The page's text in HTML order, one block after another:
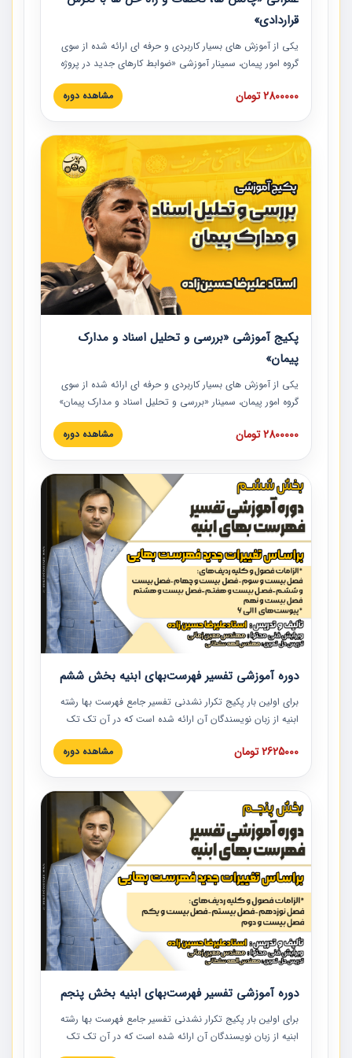
قراردادی»
یکی از آموزش‏‏‏‏‏‏ های بسیار کاربردی و حرفه‏ ای ارائه شده از سوی
گروه امور پیمان، سمینار آموزشی «ضوابط کارهای جدید در پروژه
های عمرانی» چالش ها، تخلفات و راه حل ها با نگرش قراردادی
است که در محل سندیکای شرکت های ساختمانی کشور ارائه شد.
مدارک پیمان به همراه تجربیات عملی ارائه شده است.
2800000 تومان مشاهده دوره
پکیج آموزشی «بررسی و تحلیل اسناد و مدارک
پیمان»
یکی از آموزش‏‏‏‏‏‏ های بسیار کاربردی و حرفه‏ ای ارائه شده از سوی
گروه امور پیمان، سمینار «بررسی و تحلیل اسناد و مدارک پیمان»
است که در دانشگاه صنعتی شریف ارائه شد. در این آموزش
نکات کلیدی مربوط به اسناد و مدارک پیمان، اولویت بندی اسناد
پیمان به همراه تجربیات عملی در این خصوص ارائه شده است.
2800000 تومان مشاهده دوره
دوره آموزشی تفسیر فهرست‌بهای ابنیه بخش ششم
برای اولین بار پکیج تکرار نشدنی تفسیر جامع فهرست بها رشته
ابنیه از زبان نویسندگان آن ارائه شده است که در آن تک تک
ردیف ها و مطالب فهرست بها تفسیر و ارائه شده است. این
دوره به صورت کامل تصویری بوده و به همراه تصاویر عملیات
دوره با کلام مهندس علیرضاحسین‌زاده مدیر پروژه مهندسی
مشاور در امر بازنگری فهرست بها رشته ابنیه ارائه شده و به تمام
همکارانی که در حوزه صنعت ساخت در حال فعالیت هستند حتما
توصیه می کنیم از مطالب این دوره استفاده نمایند.
2625000 تومان مشاهده دوره
دوره آموزشی تفسیر فهرست‌بهای ابنیه بخش پنجم
برای اولین بار پکیج تکرار نشدنی تفسیر جامع فهرست بها رشته
ابنیه از زبان نویسندگان آن ارائه شده است که در آن تک تک
ردیف ها و مطالب فهرست بها تفسیر و ارائه شده است. این